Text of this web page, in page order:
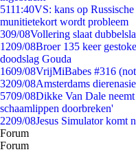
5111:40VS: kans op
munitietekort wordt probleem
309/08Vollering slaat
1209/08Broer 135 keer
doodslag Gouda
1609/08VrijMiBabes #316
3209/08Amsterdams
5709/08Dikke Van Dale
schaamlippen doorbreken'
2209/08Jesus Simulator komt
Forum
Forum